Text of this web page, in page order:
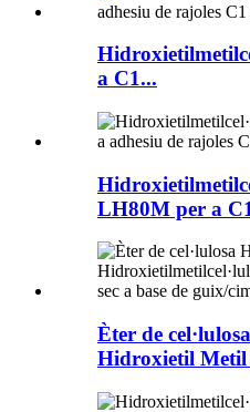
a C1...
LH80M per a
Èter de
Hidroxietil Metil